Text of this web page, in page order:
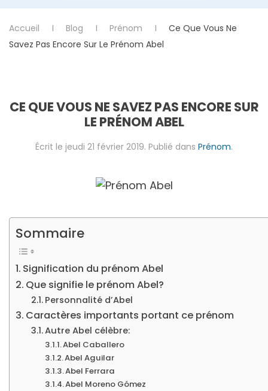
Accueil Blog Prénom
Ce Que Vous Ne
Savez Pas Encore Sur Le Prénom Abel
CE QUE VOUS NE SAVEZ PAS ENCORE SUR
LE PRÉNOM ABEL
Écrit le jeudi 21 février 2019. Publié dans Prénom.
Sommaire
Signification du prénom Abel
Que signifie le prénom Abel?
Personnalité d’Abel
Caractères importants portant ce prénom
Autre Abel célèbre:
Abel Caballero
Abel Aguilar
Abel Ferrara
Abel Moreno Gómez